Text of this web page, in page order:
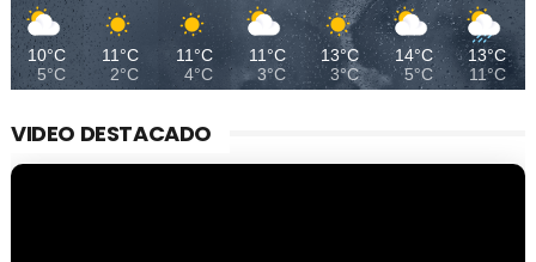
10°C
5°C
11°C
2°C
11°C
4°C
11°C
3°C
13°C
3°C
14°C
5°C
13°C
11°C
VIDEO DESTACADO